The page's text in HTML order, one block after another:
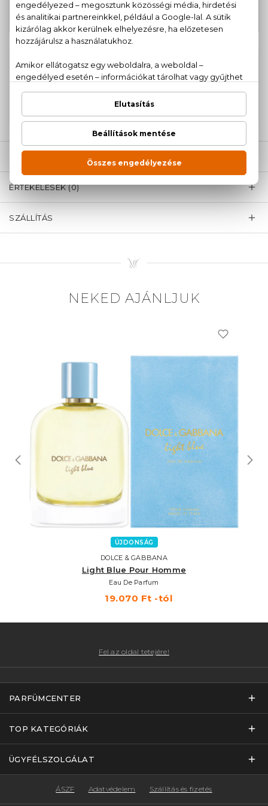
K Eau De Parfum
28.470 Ft
100% eredeti termékek,14 napos visszaküldési
garanciával
Kérdésed van, elakadtál? Hívd ügyfélszolgálatunkat:+36
ÉRTÉKELÉSEK (0)
SZÁLLÍTÁS
NEKED AJÁNLJUK
ÚJDONSÁG
DOLCE & GABBANA
Light Blue Pour Homme
Eau De Parfum
19.070 Ft -tól
Fel az oldal tetejére!
PARFÜMCENTER
TOP KATEGÓRIÁK
ÜGYFÉLSZOLGÁLAT
ÁSZF Adatvédelem Szállítás és fizetés